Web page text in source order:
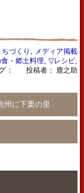
づくり
メディア掲載
・郷土料理 ▽レシピ,
： 投稿者： 鹿之助
州に下栗の里